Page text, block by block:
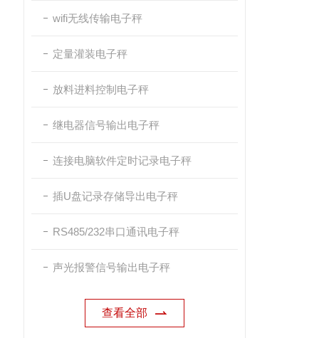
wifi无线传输电子秤
定量灌装电子秤
放料进料控制电子秤
继电器信号输出电子秤
连接电脑软件定时记录电子秤
插U盘记录存储导出电子秤
RS485/232串口通讯电子秤
声光报警信号输出电子秤
查看全部